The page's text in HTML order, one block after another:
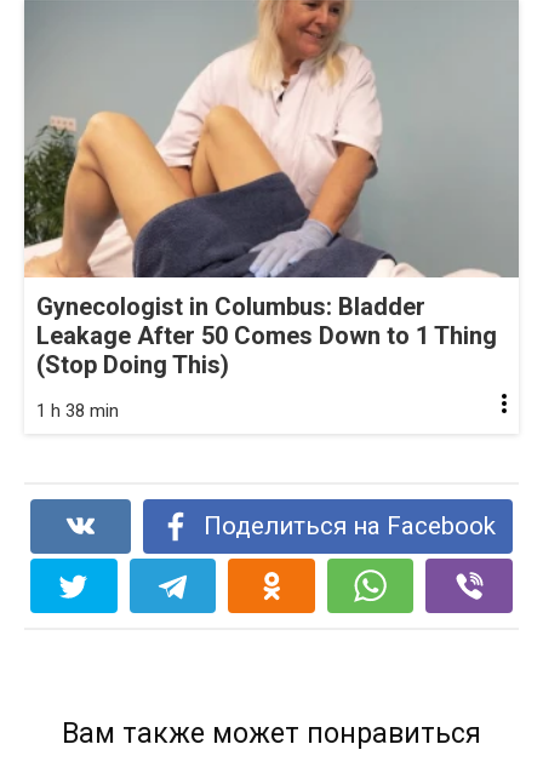
Gynecologist in Columbus: Bladder
Leakage After 50 Comes Down to 1 Thing
(Stop Doing This)
1 h 38 min
Поделиться на Facebook
Вам также может понравиться